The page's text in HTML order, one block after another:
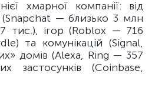
хмарної компанії: від
— близько 3 млн
тис.), ігор (Roblox — 716
та комунікацій (Signal,
домів (Alexa, Ring — 357
застосунків (Coinbase,